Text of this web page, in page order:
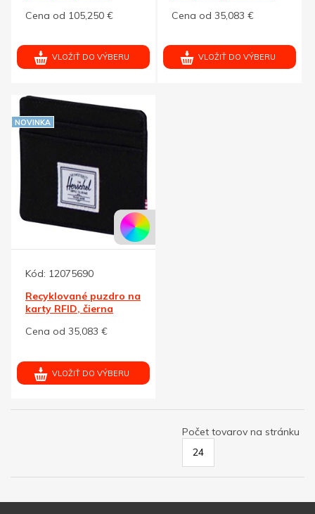
Cena od 105,250 €
VLOŽIŤ DO VÝBERU
Cena od 35,083 €
VLOŽIŤ DO VÝBERU
NOVINKA
Kód: 12075690
Recyklované puzdro na
karty RFID, čierna
Cena od 35,083 €
VLOŽIŤ DO VÝBERU
Počet tovarov na stránku
24